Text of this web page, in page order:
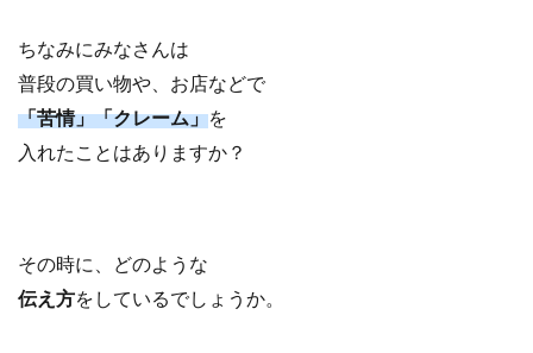
ちなみにみなさんは
普段の買い物や、お店などで
「苦情」「クレーム」を
入れたことはありますか？
その時に、どのような
伝え方をしているでしょうか。